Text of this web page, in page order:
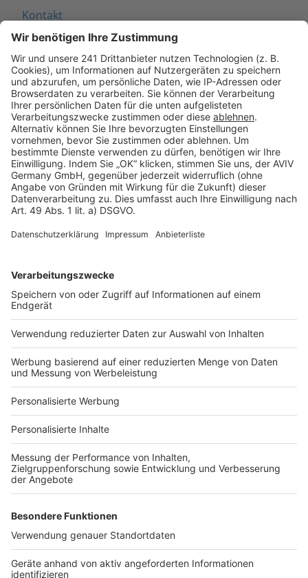
Kontakt
Seitenaufbau
Barrierefreiheit
Cookie Einstellungen
Rechtliches
AGB-Übersicht
Datenschutz
Impressum
Services
Bauprojekt-Quiz
Häuser-Suche
Hausanbieter-Suche
Bauprojekt-Profil
Für Unternehmen
Ihre Baufirma auf bauen.de
Kostenloses Infogespräch